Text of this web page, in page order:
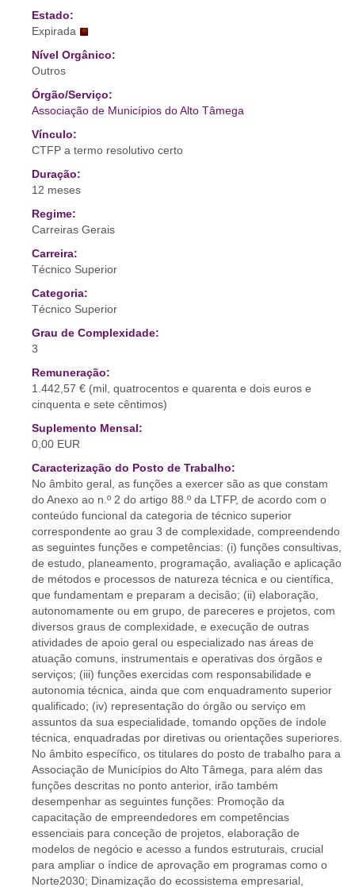
Estado:
Expirada
Nível Orgânico:
Outros
Órgão/Serviço:
Associação de Municípios do Alto Tâmega
Vínculo:
CTFP a termo resolutivo certo
Duração:
12 meses
Regime:
Carreiras Gerais
Carreira:
Técnico Superior
Categoria:
Técnico Superior
Grau de Complexidade:
3
Remuneração:
1.442,57 € (mil, quatrocentos e quarenta e dois euros e
cinquenta e sete cêntimos)
Suplemento Mensal:
0,00 EUR
Caracterização do Posto de Trabalho:
No âmbito geral, as funções a exercer são as que constam
do Anexo ao n.º 2 do artigo 88.º da LTFP, de acordo com o
conteúdo funcional da categoria de técnico superior
correspondente ao grau 3 de complexidade, compreendendo
as seguintes funções e competências: (i) funções consultivas,
de estudo, planeamento, programação, avaliação e aplicação
de métodos e processos de natureza técnica e ou científica,
que fundamentam e preparam a decisão; (ii) elaboração,
autonomamente ou em grupo, de pareceres e projetos, com
diversos graus de complexidade, e execução de outras
atividades de apoio geral ou especializado nas áreas de
atuação comuns, instrumentais e operativas dos órgãos e
serviços; (iii) funções exercidas com responsabilidade e
autonomia técnica, ainda que com enquadramento superior
qualificado; (iv) representação do órgão ou serviço em
assuntos da sua especialidade, tomando opções de índole
técnica, enquadradas por diretivas ou orientações superiores.
No âmbito específico, os titulares do posto de trabalho para a
Associação de Municípios do Alto Tâmega, para além das
funções descritas no ponto anterior, irão também
desempenhar as seguintes funções: Promoção da
capacitação de empreendedores em competências
essenciais para conceção de projetos, elaboração de
modelos de negócio e acesso a fundos estruturais, crucial
para ampliar o índice de aprovação em programas como o
Norte2030; Dinamização do ecossistema empresarial,